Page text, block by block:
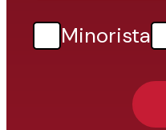
Minorista